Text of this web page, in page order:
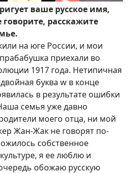
ваше русское имя,
говорите, расскажите
на юге России, и мои
приехали во
1917 года. Нетипичная
буква w в конце
в результате ошибки
семья уже давно
моего отца, ни мой
Жан-Жак не говорят по-
собственное
я ее люблю и
обожаю русскую